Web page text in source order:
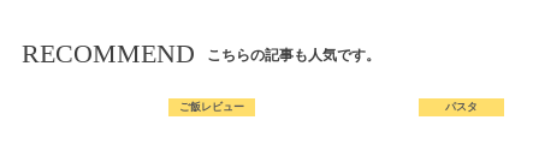
RECOMMEND こちらの記事も人気です。
ご飯レビュー パスタ